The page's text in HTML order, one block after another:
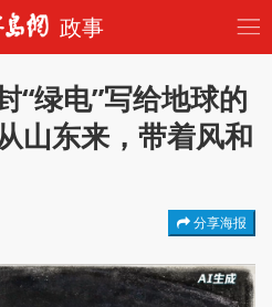
政事
“绿电”写给地球的
山东来，带着风和
分享海报